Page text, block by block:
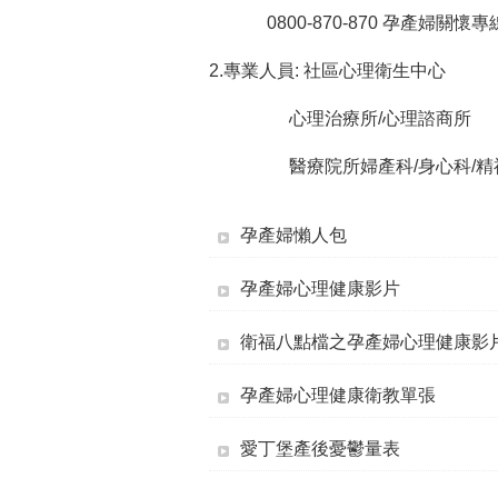
0800-870-870 孕產婦關懷專
2.專業人員: 社區心理衛生中心
心理治療所/心理諮商所
醫療院所婦產科/身心科/精
孕產婦懶人包
孕產婦心理健康影片
衛福八點檔之孕產婦心理健康影
孕產婦心理健康衛教單張
愛丁堡產後憂鬱量表